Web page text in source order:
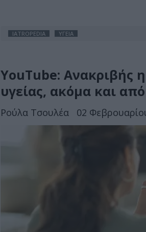
IATROPEDIA ΥΓΕΙΑ
YouTube: Ανακριβής
υγείας, ακόμα και
Ρούλα Τσουλέα 02